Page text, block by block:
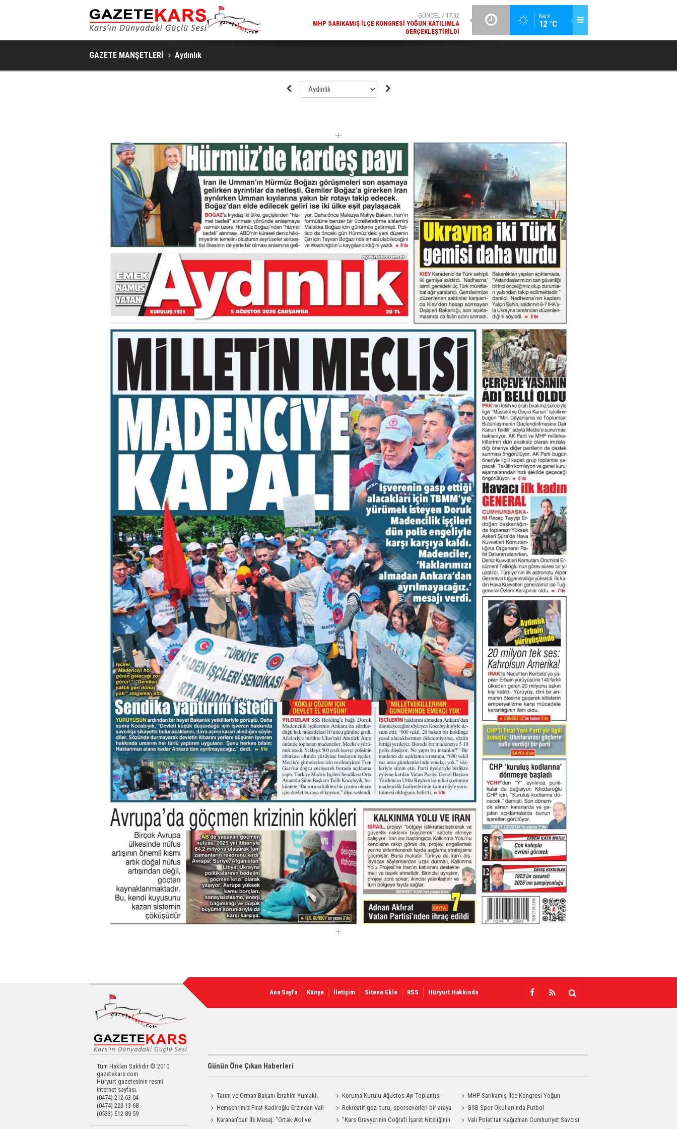
Kars
12 °C
GÜNCEL / 17:08
REKREATIF GEZI TURU, SPORSEVERLERI BIR ARAYA GETIRDI
GSB SPOR OKULLARI'NDA FUTBOL ANTRENMANLARI SÜRÜYOR
GAZETE MANŞETLERİ Aydınlık
Ana Sayfa Künye İletişim Sitene Ekle RSS Hüryurt Hakkında
Tüm Hakları Saklıdır © 2010
gazetekars.com
Hüryurt gazetesinin resmi
internet sayfası.
(0474) 212 63 04
(0474) 223 13 68
(0533) 512 89 59
Günün Öne Çıkan Haberleri
Tarım ve Orman Bakanı İbrahim Yumaklı
Kars'a Geliyor
Koruma Kurulu Ağustos Ayı Toplantısı
Yapıldı
MHP Sarıkamış İlçe Kongresi Yoğun
Katılımla Gerçekleştirildi
Hemşehrimiz Fırat Kadiroğlu Erzincan Vali
Yardımcılığına Atandı
Rekreatif gezi turu, sporseverleri bir araya
getirdi
GSB Spor Okulları'nda Futbol
Antrenmanları Sürüyor
Karahan'dan İlk Mesaj: "Ortak Akıl ve
"Kars Gravyerinin Coğrafi İşaret Niteliğinin
Vali Polat'tan Kağızman Cumhuriyet Savcısı